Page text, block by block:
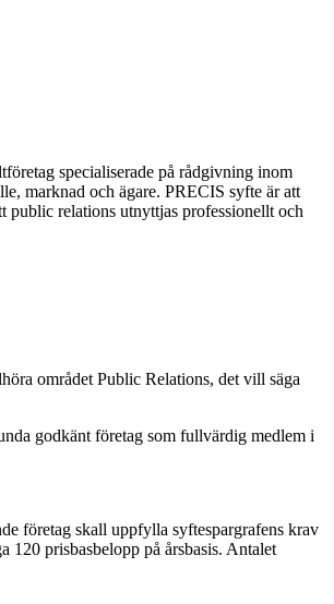
specialiserade på rådgivning inom
marknad och ägare. PRECIS syfte är att
public relations utnyttjas professionellt och
området Public Relations, det vill säga
godkänt företag som fullvärdig medlem i
företag skall uppfylla syftespargrafens krav
prisbasbelopp på årsbasis. Antalet